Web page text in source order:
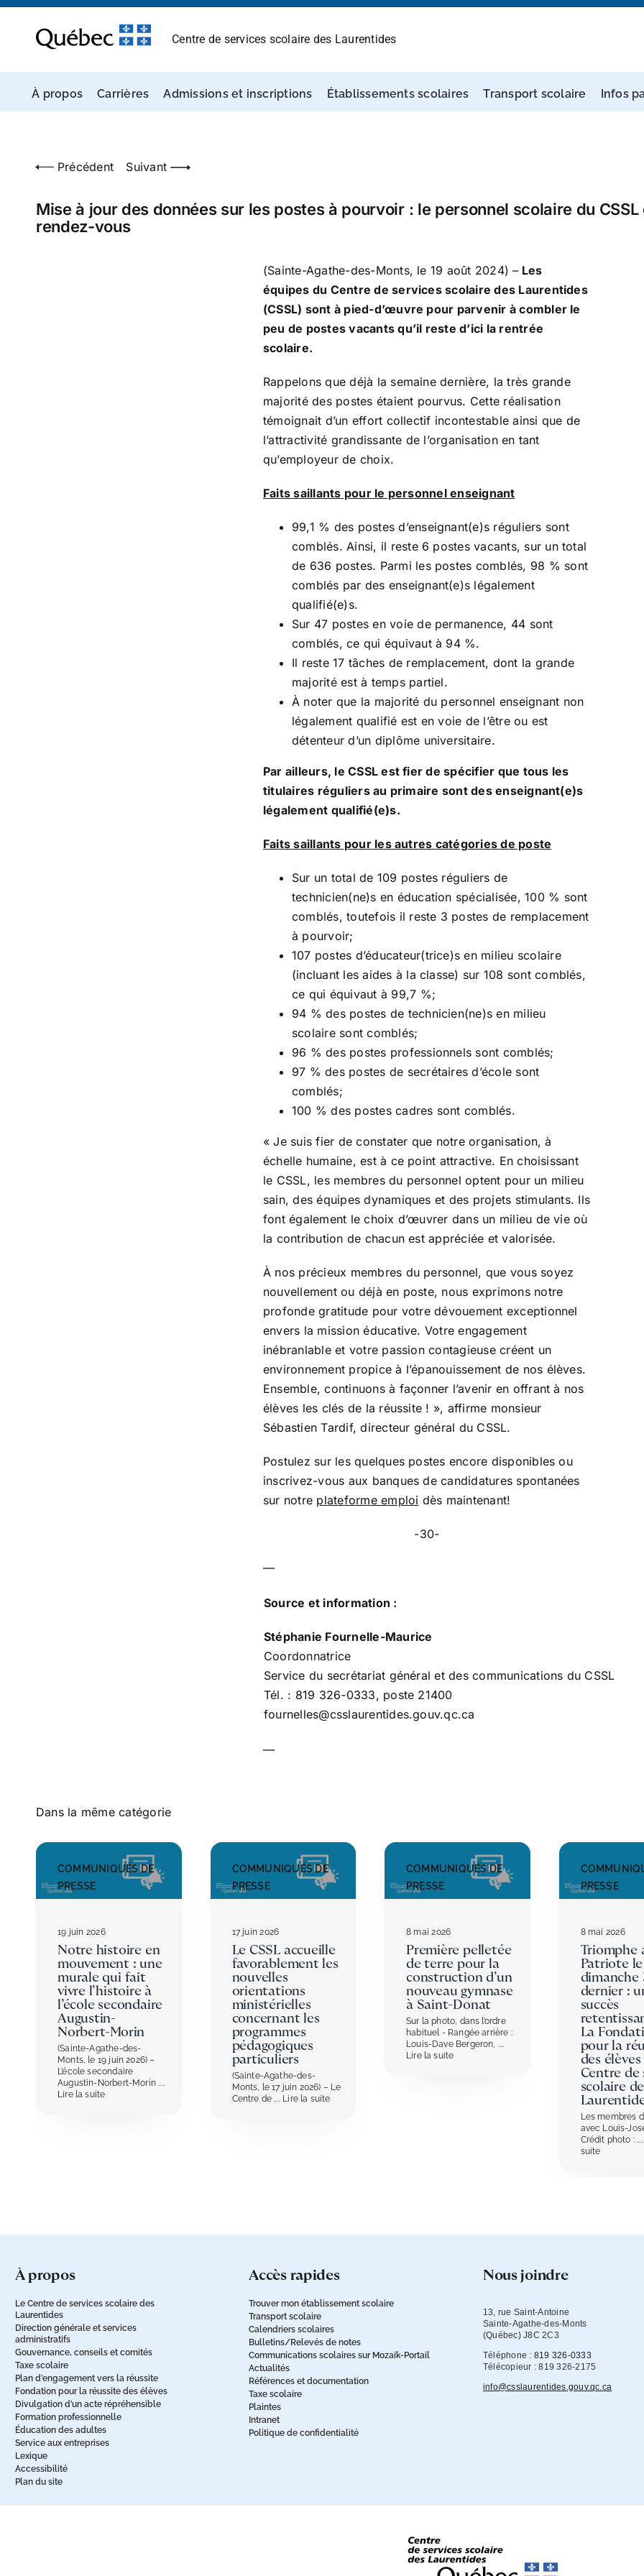
Passer
contenu
Centre de services scolaire des Laurentides
À propos Carrières Admissions et inscriptions Établissements scolaires Transport scolaire Infos
Précédent Suivant
Mise à jour des données sur les postes à pourvoir : le personnel scolaire du CSSL
rendez-vous
(Sainte-Agathe-des-Monts, le 19 août 2024) – Les
équipes du Centre de services scolaire des Laurentides
(CSSL) sont à pied-d’œuvre pour parvenir à combler le
peu de postes vacants qu’il reste d’ici la rentrée
scolaire.
Rappelons que déjà la semaine dernière, la très grande
majorité des postes étaient pourvus. Cette réalisation
témoignait d’un effort collectif incontestable ainsi que de
l’attractivité grandissante de l’organisation en tant
qu’employeur de choix.
Faits saillants pour le personnel enseignant
99,1 % des postes d’enseignant(e)s réguliers sont
comblés. Ainsi, il reste 6 postes vacants, sur un total
de 636 postes. Parmi les postes comblés, 98 % sont
comblés par des enseignant(e)s légalement
qualifié(e)s.
Sur 47 postes en voie de permanence, 44 sont
comblés, ce qui équivaut à 94 %.
Il reste 17 tâches de remplacement, dont la grande
majorité est à temps partiel.
À noter que la majorité du personnel enseignant non
légalement qualifié est en voie de l’être ou est
détenteur d’un diplôme universitaire.
Par ailleurs, le CSSL est fier de spécifier que tous les
titulaires réguliers au primaire sont des enseignant(e)s
légalement qualifié(e)s.
Faits saillants pour les autres catégories de poste
Sur un total de 109 postes réguliers de
technicien(ne)s en éducation spécialisée, 100 % sont
comblés, toutefois il reste 3 postes de remplacement
à pourvoir;
107 postes d’éducateur(trice)s en milieu scolaire
(incluant les aides à la classe) sur 108 sont comblés,
ce qui équivaut à 99,7 %;
94 % des postes de technicien(ne)s en milieu
scolaire sont comblés;
96 % des postes professionnels sont comblés;
97 % des postes de secrétaires d’école sont
comblés;
100 % des postes cadres sont comblés.
« Je suis fier de constater que notre organisation, à
échelle humaine, est à ce point attractive. En choisissant
le CSSL, les membres du personnel optent pour un milieu
sain, des équipes dynamiques et des projets stimulants. Ils
font également le choix d’œuvrer dans un milieu de vie où
la contribution de chacun est appréciée et valorisée.
À nos précieux membres du personnel, que vous soyez
nouvellement ou déjà en poste, nous exprimons notre
profonde gratitude pour votre dévouement exceptionnel
envers la mission éducative. Votre engagement
inébranlable et votre passion contagieuse créent un
environnement propice à l’épanouissement de nos élèves.
Ensemble, continuons à façonner l’avenir en offrant à nos
élèves les clés de la réussite ! », affirme monsieur
Sébastien Tardif, directeur général du CSSL.
Postulez sur les quelques postes encore disponibles ou
inscrivez-vous aux banques de candidatures spontanées
sur notre plateforme emploi dès maintenant!
-30-
—
Source et information :
Stéphanie Fournelle-Maurice
Coordonnatrice
Service du secrétariat général et des communications du CSSL
Tél. : 819 326-0333, poste 21400
fournelles@csslaurentides.gouv.qc.ca
—
Dans la même catégorie
COMMUNIQUÉS DE
PRESSE
19 juin 2026
Notre histoire en
mouvement : une
murale qui fait
vivre l’histoire à
l’école secondaire
Augustin-
Norbert-Morin
(Sainte-Agathe-des-
Monts, le 19 juin 2026) –
L’école secondaire
Augustin-Norbert-Morin....
Lire la suite
COMMUNIQUÉS DE
PRESSE
17 juin 2026
Le CSSL accueille
favorablement les
nouvelles
orientations
ministérielles
concernant les
programmes
pédagogiques
particuliers
(Sainte-Agathe-des-
Monts, le 17 juin 2026) – Le
Centre de .... Lire la suite
COMMUNIQUÉS DE
PRESSE
8 mai 2026
Première pelletée
de terre pour la
construction d’un
nouveau gymnase
à Saint-Donat
Sur la photo, dans l’ordre
habituel - Rangée arrière :
Louis-Dave Bergeron,
Lire la suite
PRESSE
8 mai 2026
Triomphe
Patriote le
dimanche
dernier :
succès
La
pour la
des élèves
Centre de
scolaire
Les membres
avec Louis-
Crédit photo :
suite
à propos
Le Centre de services scolaire des
Laurentides
Direction générale et services
administratifs
Gouvernance, conseils et comités
Taxe scolaire
Plan d’engagement vers la réussite
Fondation pour la réussite des élèves
Divulgation d’un acte répréhensible
Formation professionnelle
Éducation des adultes
Service aux entreprises
Lexique
Accessibilité
Plan du site
accès rapides
Trouver mon établissement scolaire
Transport scolaire
Calendriers scolaires
Bulletins/Relevés de notes
Communications scolaires sur Mozaïk-Portail
Actualités
Références et documentation
Taxe scolaire
Plaintes
Intranet
Politique de confidentialité
nous joindre
13, rue Saint-Antoine
Sainte-Agathe-des-Monts
(Québec) J8C 2C3
Téléphone : 819 326-0333
Télécopieur : 819 326-2175
info@csslaurentides.gouv.qc.ca